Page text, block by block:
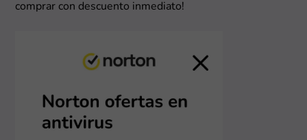
comprar con descuento inmediato!